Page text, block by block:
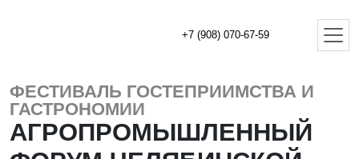
+7 (908) 070-67-59
ФЕСТИВАЛЬ ГОСТЕПРИИМСТВА И
ГАСТРОНОМИИ
АГРОПРОМЫШЛЕННЫЙ